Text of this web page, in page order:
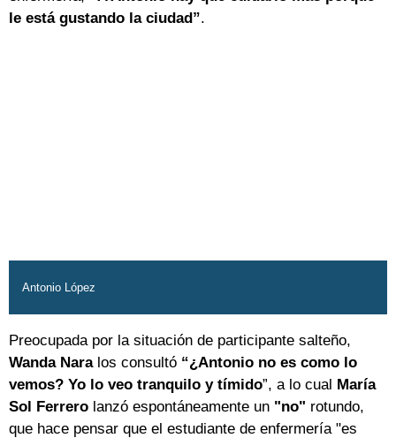
le está gustando la ciudad”.
Antonio López
Preocupada por la situación de participante salteño,
Wanda Naralos consultó “¿Antonio no es como lo
vemos? Yo lo veo tranquilo y tímido”, a lo cual María
Sol Ferrero lanzó espontáneamente un "no" rotundo,
que hace pensar que el estudiante de enfermería "es